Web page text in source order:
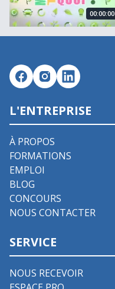
00:00:00
L'ENTREPRISE
À PROPOS
FORMATIONS
EMPLOI
BLOG
CONCOURS
NOUS CONTACTER
SERVICE
NOUS RECEVOIR